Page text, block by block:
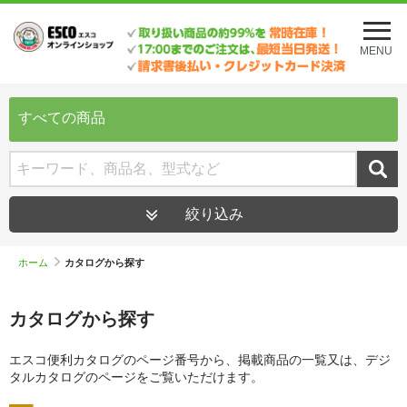
メ
ニ
ュ
を
MENU
すべての商品
絞り込み
ホーム カタログから探す
カタログから探す
エスコ便利カタログのページ番号から、掲載商品の一覧又は、デジ
タルカタログのページをご覧いただけます。